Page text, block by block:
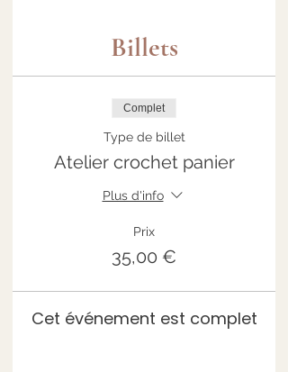
Billets
Complet
Type de billet
Atelier crochet panier
Plus d'info
Prix
35,00 €
Cet événement est complet